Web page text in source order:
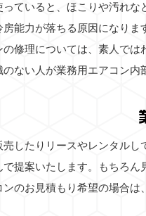
ていると、ほこりや汚れ
房能力が落ちる原因になり
修理については、素人で
のない人が業務用エアコン
したりリースやレンタル
提案いたします。もちろ
のお見積もり希望の場合